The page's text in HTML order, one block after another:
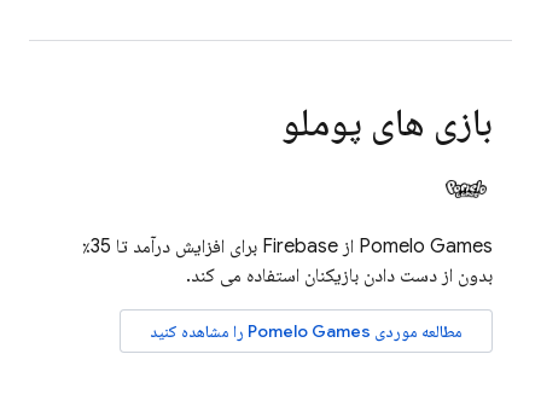
بازی های پوملو
Pomelo Games از Firebase برای افزایش درآمد تا 35٪
بدون از دست دادن بازیکنان استفاده می کند.
مطالعه موردی Pomelo Games را مشاهده کنید